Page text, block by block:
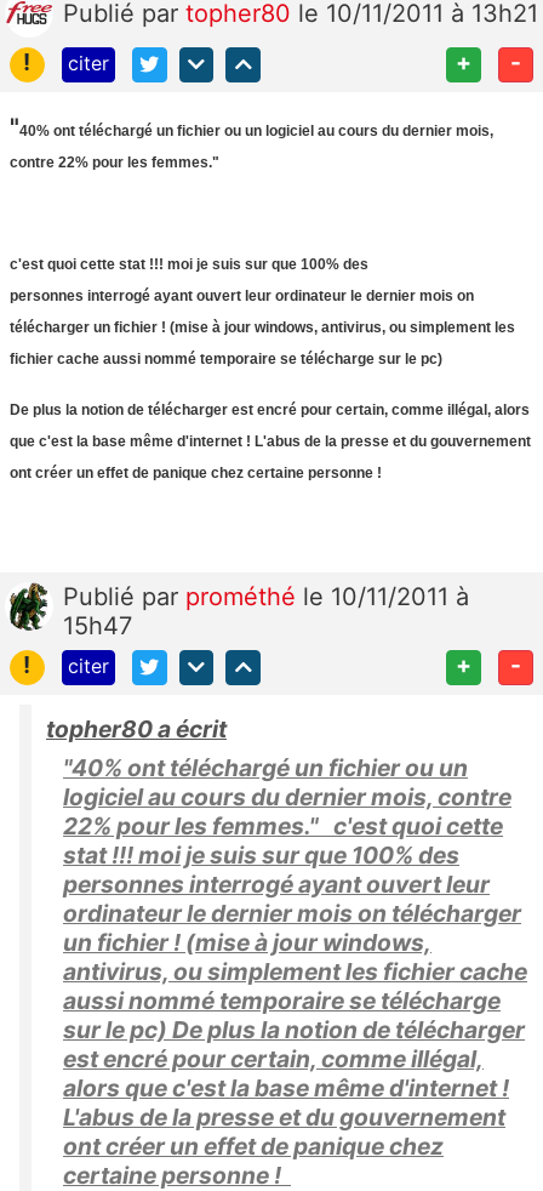
Publié par topher80 le 10/11/2011 à 13h21
!
citer + -
"40% ont téléchargé un fichier ou un logiciel au cours du dernier mois,
contre 22% pour les femmes."
c'est quoi cette stat !!! moi je suis sur que 100% des
personnes interrogé ayant ouvert leur ordinateur le dernier mois on
télécharger un fichier ! (mise à jour windows, antivirus, ou simplement les
fichier cache aussi nommé temporaire se télécharge sur le pc)
De plus la notion de télécharger est encré pour certain, comme illégal, alors
que c'est la base même d'internet ! L'abus de la presse et du gouvernement
ont créer un effet de panique chez certaine personne !
Publié par prométhé le 10/11/2011 à
15h47
!
citer + -
topher80 a écrit
"40% ont téléchargé un fichier ou un
logiciel au cours du dernier mois, contre
22% pour les femmes." c'est quoi cette
stat !!! moi je suis sur que 100% des
personnes interrogé ayant ouvert leur
ordinateur le dernier mois on télécharger
un fichier ! (mise à jour windows,
antivirus, ou simplement les fichier cache
aussi nommé temporaire se télécharge
sur le pc) De plus la notion de télécharger
est encré pour certain, comme illégal,
alors que c'est la base même d'internet !
L'abus de la presse et du gouvernement
ont créer un effet de panique chez
certaine personne !